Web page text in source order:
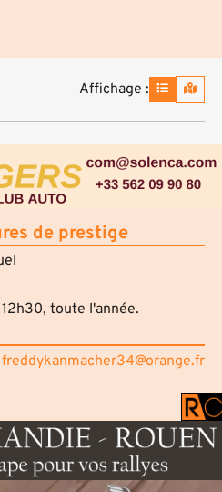
Affichage :
de prestige
toute l'année.
freddykanmacher34@orange.fr